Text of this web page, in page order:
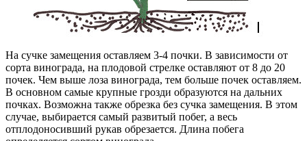
На сучке замещения оставляем 3-4 почки. В зависимости от
сорта винограда, на плодовой стрелке оставляют от 8 до 20
почек. Чем выше лоза винограда, тем больше почек оставляем.
В основном самые крупные грозди образуются на дальних
почках. Возможна также обрезка без сучка замещения. В этом
случае, выбирается самый развитый побег, а весь
отплодоносивший рукав обрезается. Длина побега